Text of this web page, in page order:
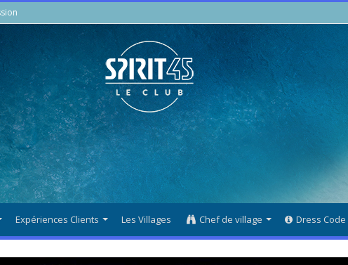
Expériences Clients Les Villages Chef de village Dress Code